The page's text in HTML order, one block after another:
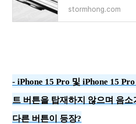
stormhong.com
- iPhone 15 Pro 및 iPhone 15
트 버튼을 탑재하지 않으며 음
다른 버튼이 등장?